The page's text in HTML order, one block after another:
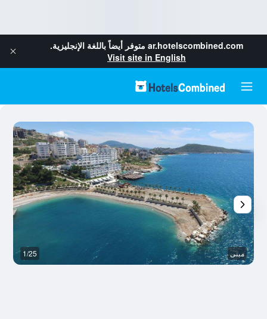
ar.hotelscombined.com متوفر أيضاً باللغة الإنجليزية.
Visit site in English
مبنى 1/25